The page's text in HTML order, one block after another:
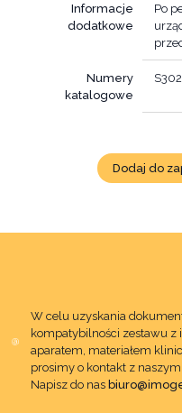
Informacje
dodatkowe
Po
Numery
katalogowe
Dodaj do
W celu uzyskania
kompatybilności zestawu
aparatem, materiałem
prosimy o kontakt z
Napisz do nas